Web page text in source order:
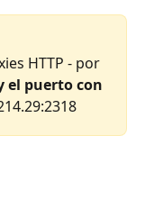
HTTP - por
el puerto con